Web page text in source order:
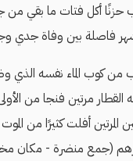
حزنًا أكل فتات ما بقي
فاصلة بين وفاة جدي
من كوب الماء نفسه الذي
القطار مرتين فنجا من
المرتين أفلت كثيرًا من
(جمع منضرة -